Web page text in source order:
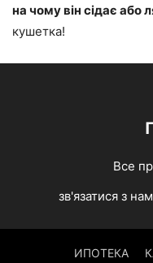
на чому він сідає або
кушетка!
Все
зв'язатися з
ИПОТЕКА